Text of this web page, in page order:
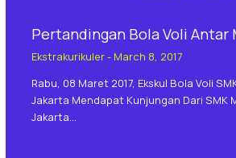
Pertandingan Bola Voli Antar
Ekstrakurikuler- March 8, 2017
Rabu, 08 Maret 2017, Ekskul Bola Voli
Jakarta Mendapat Kunjungan Dari SMK
Jakarta…